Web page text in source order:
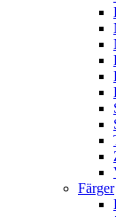
Färger